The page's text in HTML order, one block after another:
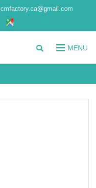
cmfactory.ca@gmail.com
MENU